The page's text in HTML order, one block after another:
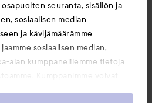
seuranta, sisällön ja
sosiaalisen median
ja kävijämäärämme
sosiaalisen median,
alan kumppaneillemme tietoja